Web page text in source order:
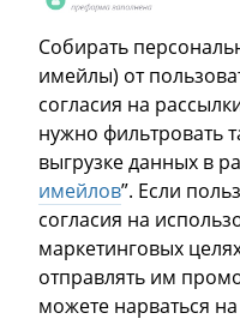
Собирать
имейлы) от
согласия на
нужно фильтровать
выгрузке данных в
имейлов”. Если
согласия на
маркетинговых
отправлять им
можете нарваться